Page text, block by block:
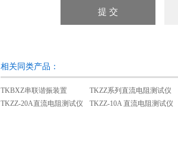
相关同类产品：
TKBXZ串联谐振装置 TKZZ系列直流电阻测试仪
TKZZ-20A直流电阻测试仪
TKZZ-10A 直流电阻测试仪